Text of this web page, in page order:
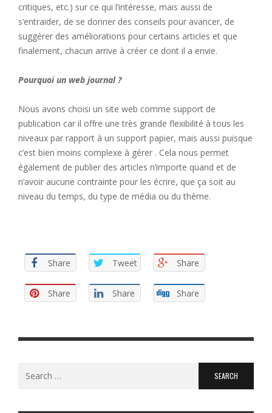
critiques, etc.) sur ce qui l’intéresse, mais aussi de
s’entraider, de se donner des conseils pour avancer, de
suggérer des améliorations pour certains articles et que
finalement, chacun arrive à créer ce dont il a envie.
Pourquoi un web journal ?
Nous avons choisi un site web comme support de
publication car il offre une très grande flexibilité à tous les
niveaux par rapport à un support papier, mais aussi puisque
c’est bien moins complexe à gérer . Cela nous permet
également de publier des articles n’importe quand et de
n’avoir aucune contrainte pour les écrire, que ça soit au
niveau du temps, du type de média ou du thème.
Share Tweet Share
Share Share Share